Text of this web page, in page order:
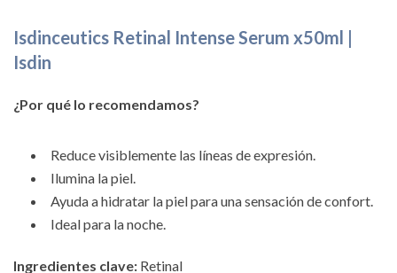
Isdinceutics Retinal Intense Serum x50ml |
Isdin
¿Por qué lo recomendamos?
Reduce visiblemente las líneas de expresión.
Ilumina la piel.
Ayuda a hidratar la piel para una sensación de confort.
Ideal para la noche.
Ingredientes clave: Retinal